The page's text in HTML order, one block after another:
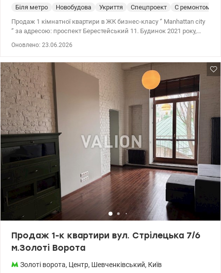
Біля метро Новобудова Укриття Спецпроект
С ремонтом
Продаж 1 кімнатної квартири в ЖК бизнес-класу ‘’ Manhattan city
‘’ за адресою: проспект Берестейський 11. Будинок 2021 року,
великим вікном , що наповнює простір природним світлом та
створює відчуття легкості та затишку. Простора кухня-вітальня з
виходом на лоджію. Виконано якісний сучасний ремонт у
світлих тонах. Якісна побутова техніка відомих виробників,
кондиціонер в кухні та кімнаті, посудомийна машина,
вбудований холодильник. Санвузол суміжний ( ванна, бойлер,
пральна та сушильна машина). В кімнаті двоспальне ліжко,
велика гардеробна кімната. Презентабельна вхідна група,
ресепшн з охороною, 6 ліфтів, ведеться відео огляд 24/7.
Будинок має власну інфраструктуру, 2-рівневий паркінг,
сучасний дитячий та спортивний майданчик, фітнес клуб,
магазини, Мак Дональдс. Розвинена інфраструктура: поруч
метро КПІ, магазини, лікарня, банки, вокзал, ЦИРК,
спеціалізовані школи, Універмаг Україна. Ціна - 135000 у.е без
комісіі для покупця. 0672353314 Ірина. valson.ua/1146731
Оновлено: 23.06.2026
Продаж 1-к квартири вул. Стрілецька 7/6
м.Золоті Ворота
Золоті ворота, Центр, Шевченківський, Київ